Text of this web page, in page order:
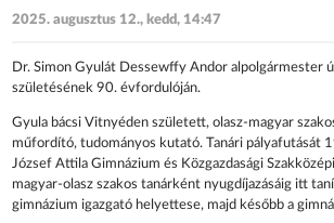
2025. augusztus 12., kedd, 14:47
Dr. Simon Gyulát Dessewffy Andor alpolgármester
születésének 90. évfordulóján.
Gyula bácsi Vitnyéden született, olasz-magyar
műfordító, tudományos kutató. Tanári pályafutását
József Attila Gimnázium és Közgazdasági
magyar-olasz szakos tanárként nyugdíjazásáig itt
gimnázium igazgató helyettese, majd később a